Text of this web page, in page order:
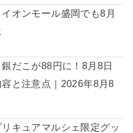
イオンモール盛岡でも8月
銀だこが88円に！8月8日
と注意点｜2026年8月8
リキュアマルシェ限定グッ